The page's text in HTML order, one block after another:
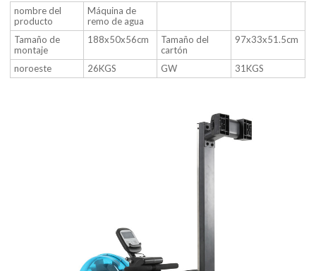
nombre del
producto
Máquina de
remo de agua
Tamaño de
montaje
188x50x56cm
Tamaño del
cartón
97x33x51.5cm
noroeste 26KGS GW 31KGS